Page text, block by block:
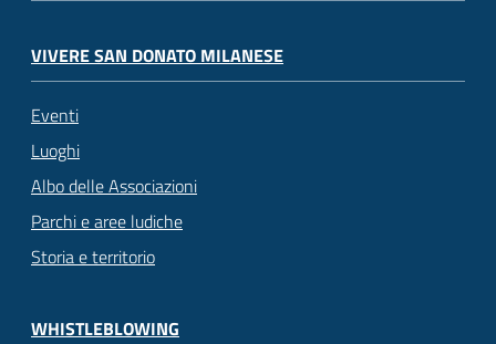
VIVERE SAN DONATO MILANESE
Eventi
Luoghi
Albo delle Associazioni
Parchi e aree ludiche
Storia e territorio
WHISTLEBLOWING